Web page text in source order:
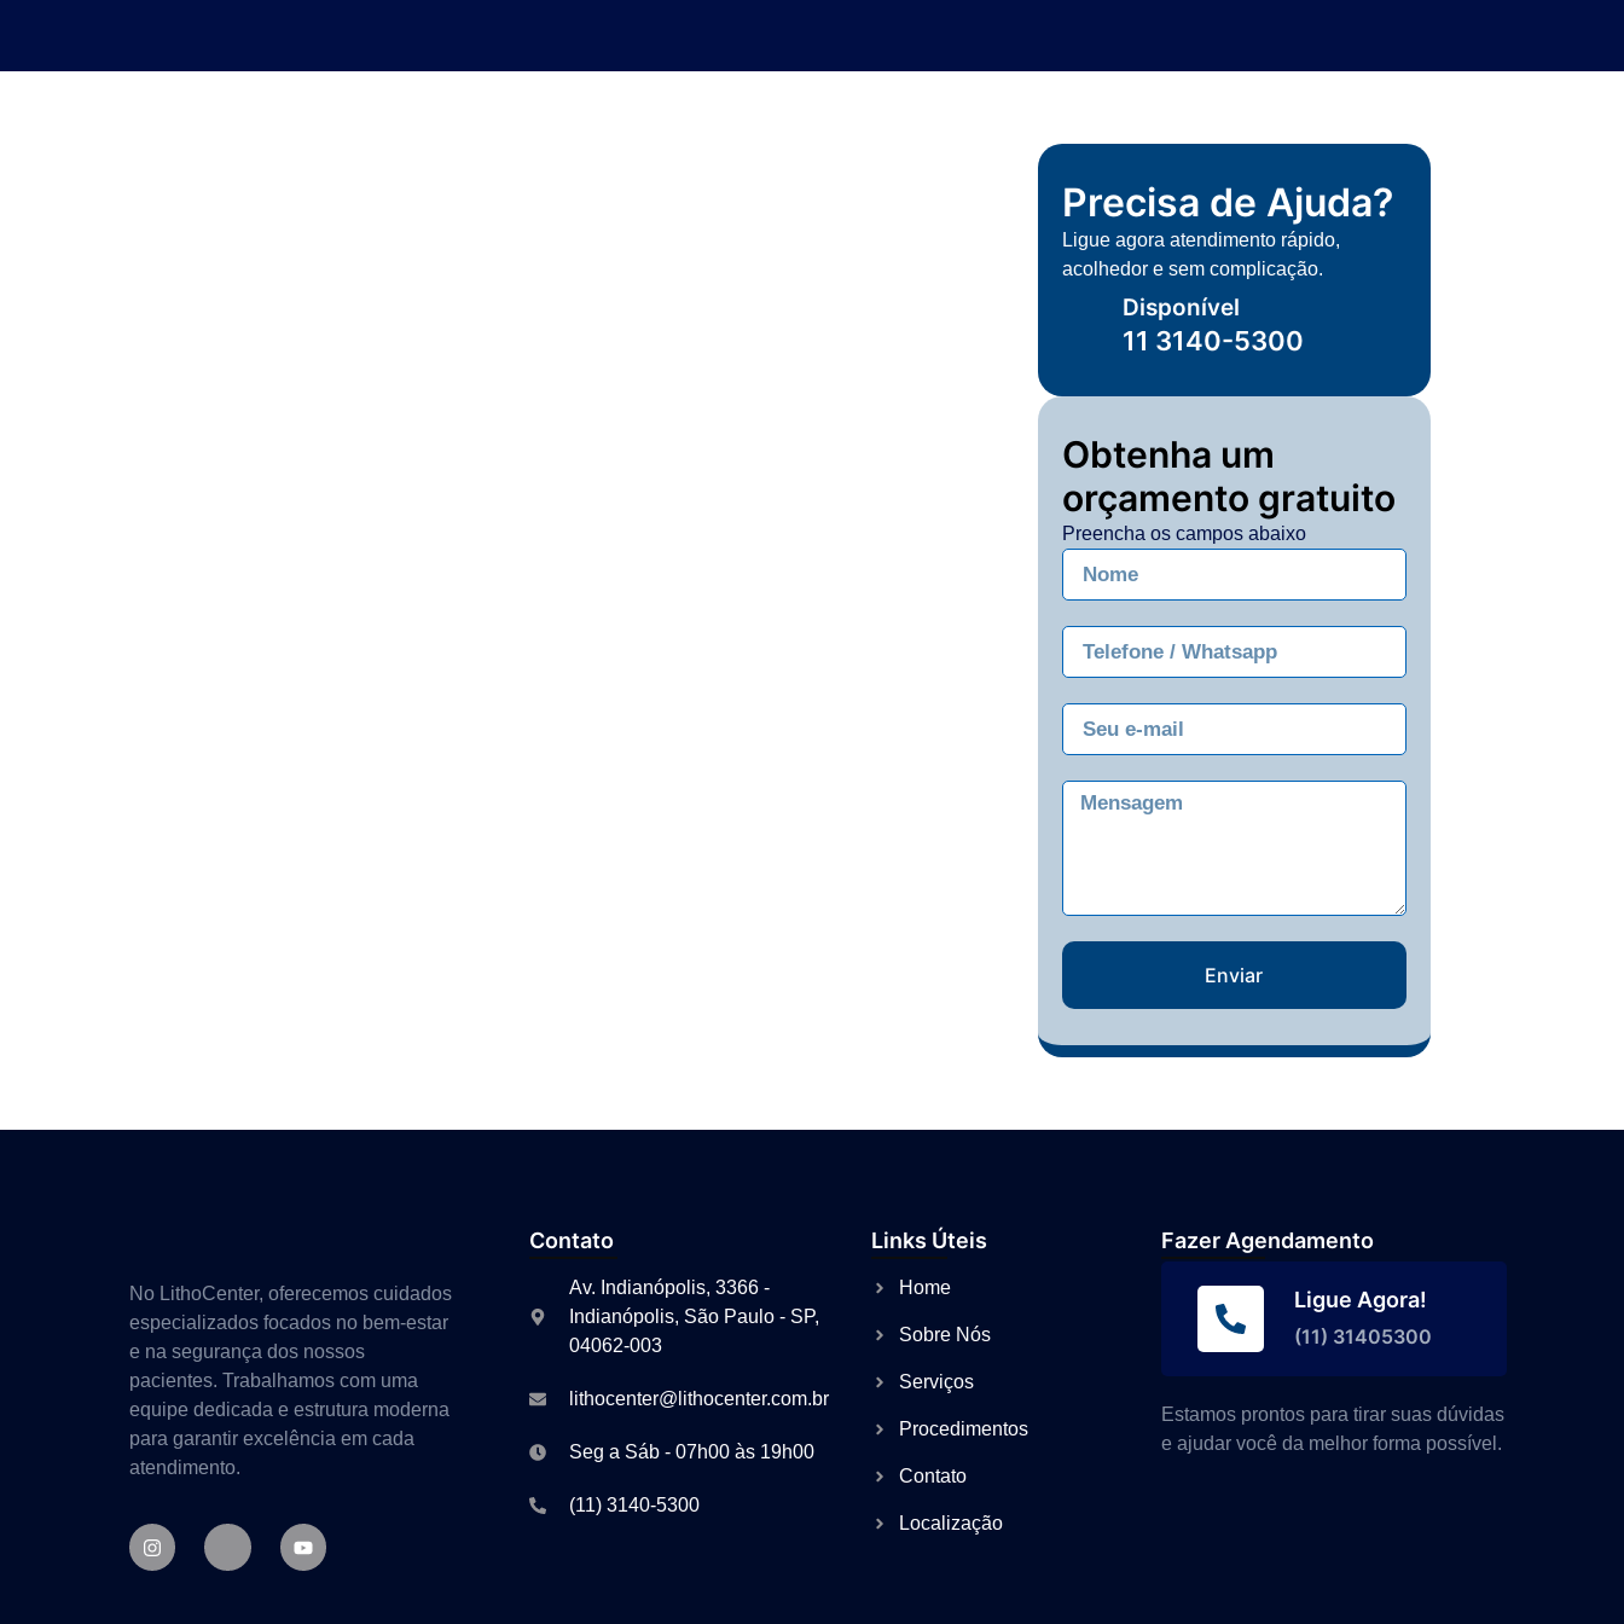
Precisa de Ajuda?
Ligue agora atendimento rápido,
acolhedor e sem complicação.
Disponível
11 3140-5300
Obtenha um
orçamento gratuito
Preencha os campos abaixo
Enviar
No LithoCenter, oferecemos cuidados
especializados focados no bem-estar
e na segurança dos nossos
pacientes. Trabalhamos com uma
equipe dedicada e estrutura moderna
para garantir excelência em cada
atendimento.
Contato
Av. Indianópolis, 3366 -
Indianópolis, São Paulo - SP,
04062-003
lithocenter@lithocenter.com.br
Seg a Sáb - 07h00 às 19h00
(11) 3140-5300
Links Úteis
Home
Sobre Nós
Serviços
Procedimentos
Contato
Localização
Fazer Agendamento
Ligue Agora!
(11) 31405300
Estamos prontos para tirar suas dúvidas
e ajudar você da melhor forma possível.